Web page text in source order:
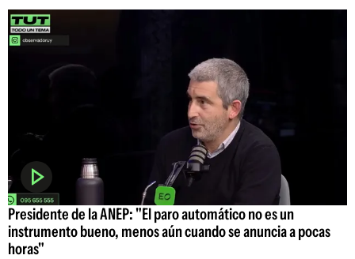
Presidente de la ANEP: "El paro automático no es un
instrumento bueno, menos aún cuando se anuncia a pocas
horas"